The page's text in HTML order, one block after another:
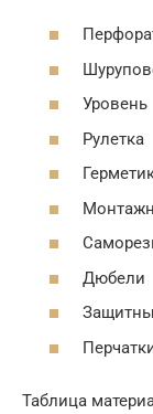
Уровень
Рулетка
Дюбели
Таблица